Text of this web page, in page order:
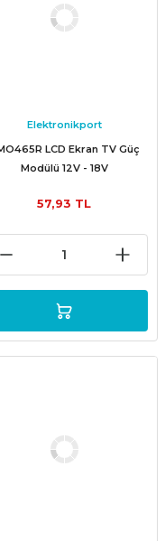
Elektronikport
LCD Ekran TV Güç
Modülü 12V - 18V
57,93 TL